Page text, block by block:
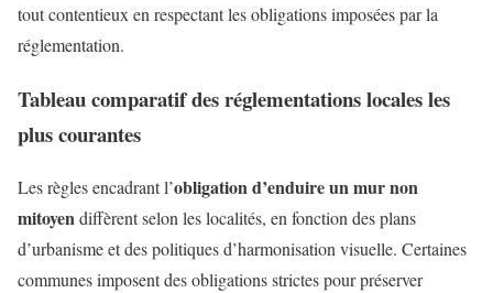
tout contentieux en respectant les obligations imposées par la
réglementation.
Tableau comparatif des réglementations locales les
plus courantes
Les règles encadrant l’obligation d’enduire un mur non
mitoyendiffèrent selon les localités, en fonction des plans
d’urbanisme et des politiques d’harmonisation visuelle. Certaines
communes imposent des obligations strictes pour préserver